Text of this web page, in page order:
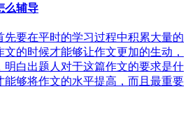
么辅导
先要在平时的学习过程中积累大量的
的时候才能够让作文更加的生动，
明白出题人对于这篇作文的要求是什
能够将作文的水平提高，而且最重要